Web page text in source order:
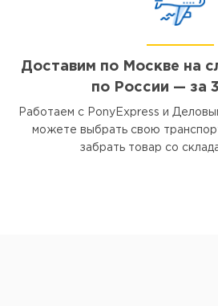
Доставим по Москве на
по России — за
Работаем с PonyExpress и
можете выбрать свою
забрать товар со